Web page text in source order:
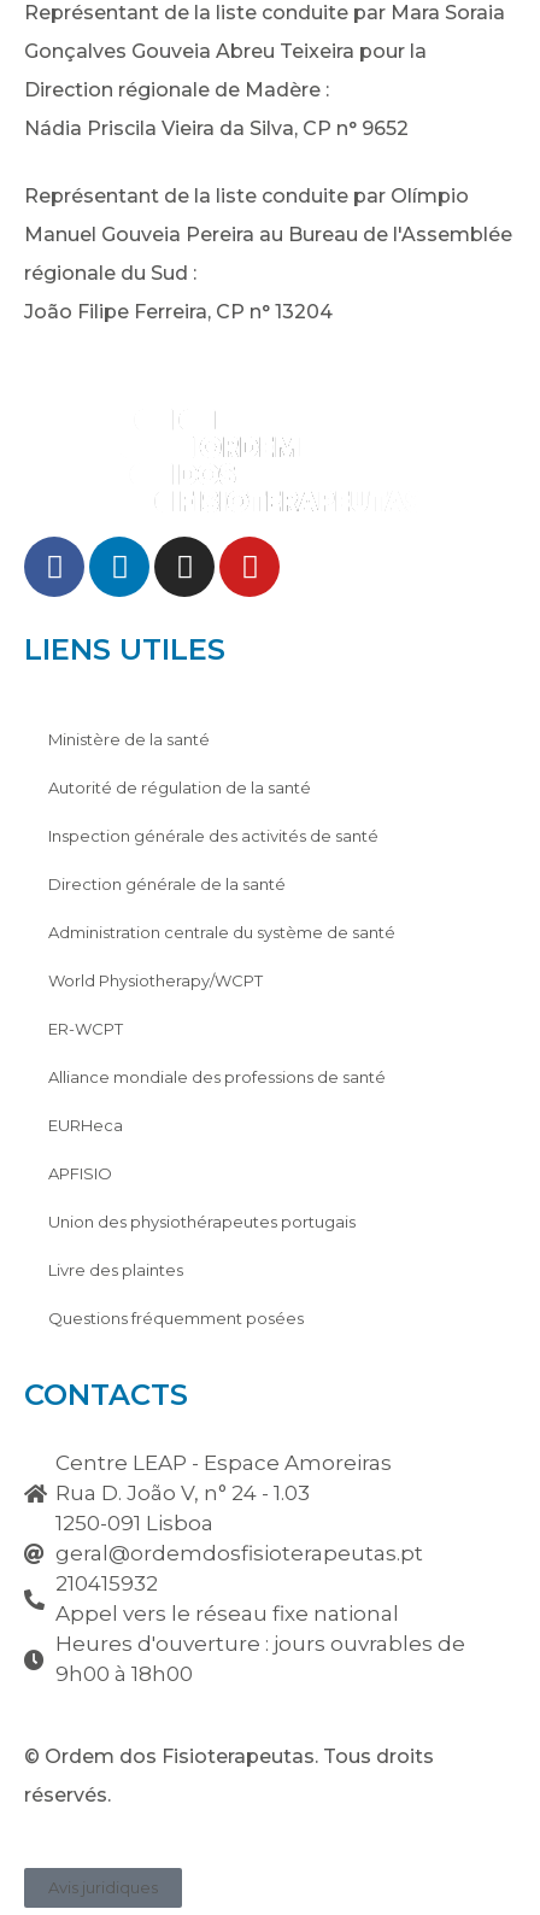
Représentant de la liste conduite par Mara Soraia
Gonçalves Gouveia Abreu Teixeira pour la
Direction régionale de Madère :
Nádia Priscila Vieira da Silva, CP n° 9652
Représentant de la liste conduite par Olímpio
Manuel Gouveia Pereira au Bureau de l'Assemblée
régionale du Sud :
João Filipe Ferreira, CP n° 13204
LIENS UTILES
Ministère de la santé
Autorité de régulation de la santé
Inspection générale des activités de santé
Direction générale de la santé
Administration centrale du système de santé
World Physiotherapy/WCPT
ER-WCPT
Alliance mondiale des professions de santé
EURHeca
APFISIO
Union des physiothérapeutes portugais
Livre des plaintes
Questions fréquemment posées
CONTACTS
Centre LEAP - Espace Amoreiras
Rua D. João V, n° 24 - 1.03
1250-091 Lisboa
geral@ordemdosfisioterapeutas.pt
210415932
Appel vers le réseau fixe national
Heures d'ouverture : jours ouvrables de
9h00 à 18h00
© Ordem dos Fisioterapeutas. Tous droits
réservés.
Avis juridiques